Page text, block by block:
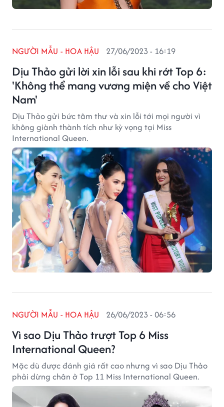
Dịu Thảo gửi lời xin lỗi sau khi rớt Top 6:
'Không thể mang vương miện về cho Việt
Nam'
NGƯỜI MẪU - HOA HẬU 27/06/2023 - 16:19
Dịu Thảo gửi bức tâm thư và xin lỗi tới mọi người vì
không giành thành tích như kỳ vọng tại Miss
International Queen.
Vì sao Dịu Thảo trượt Top 6 Miss
International Queen?
NGƯỜI MẪU - HOA HẬU 26/06/2023 - 06:56
Mặc dù được đánh giá rất cao nhưng vì sao Dịu Thảo
phải dừng chân ở Top 11 Miss International Queen.